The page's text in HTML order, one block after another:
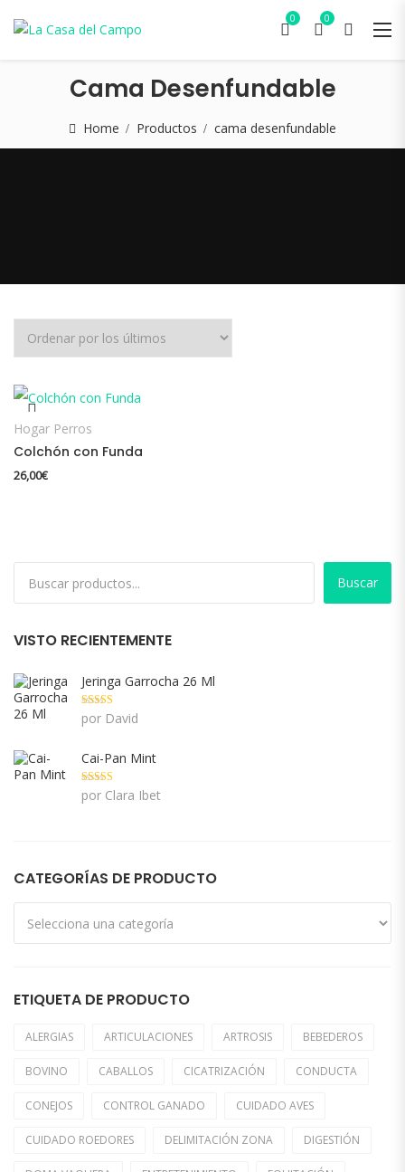
0 0
Cama Desenfundable
Home Productos cama desenfundable
Hogar Perros
Colchón con Funda
26,00€
Buscar
VISTO RECIENTEMENTE
Jeringa Garrocha 26 Ml
Valorado con
5 de 5
por David
Cai-Pan Mint
Valorado con
5 de 5
por Clara Ibet
CATEGORÍAS DE PRODUCTO
ETIQUETA DE PRODUCTO
ALERGIAS ARTICULACIONES ARTROSIS BEBEDEROS
BOVINO CABALLOS CICATRIZACIÓN CONDUCTA
CONEJOS CONTROL GANADO CUIDADO AVES
CUIDADO ROEDORES DELIMITACIÓN ZONA DIGESTIÓN